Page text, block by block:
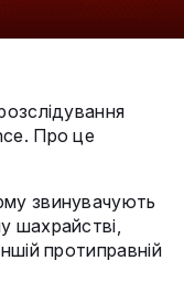
Про це
звинувачують
шахрайстві,
протиправній